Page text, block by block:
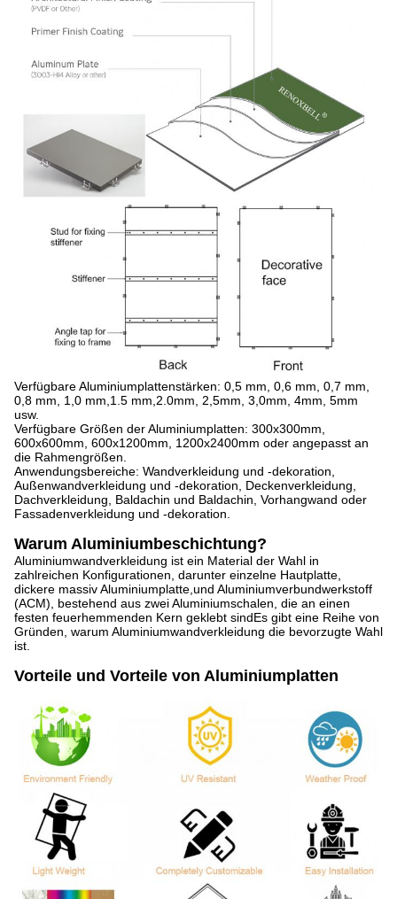
Verfügbare Aluminiumplattenstärken: 0,5 mm, 0,6 mm, 0,7 mm,
0,8 mm, 1,0 mm,1.5 mm,2.0mm, 2,5mm, 3,0mm, 4mm, 5mm
usw.
Verfügbare Größen der Aluminiumplatten: 300x300mm,
600x600mm, 600x1200mm, 1200x2400mm oder angepasst an
die Rahmengrößen.
Anwendungsbereiche: Wandverkleidung und -dekoration,
Außenwandverkleidung und -dekoration, Deckenverkleidung,
Dachverkleidung, Baldachin und Baldachin, Vorhangwand oder
Fassadenverkleidung und -dekoration.
Warum Aluminiumbeschichtung?
Aluminiumwandverkleidung ist ein Material der Wahl in
zahlreichen Konfigurationen, darunter einzelne Hautplatte,
dickere massiv Aluminiumplatte,und Aluminiumverbundwerkstoff
(ACM), bestehend aus zwei Aluminiumschalen, die an einen
festen feuerhemmenden Kern geklebt sindEs gibt eine Reihe von
Gründen, warum Aluminiumwandverkleidung die bevorzugte Wahl
ist.
Vorteile und Vorteile von Aluminiumplatten